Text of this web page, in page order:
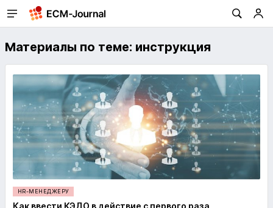
Материалы по теме: инструкция
HR-МЕНЕДЖЕРУ
Как ввести КЭДО в действие с первого раза